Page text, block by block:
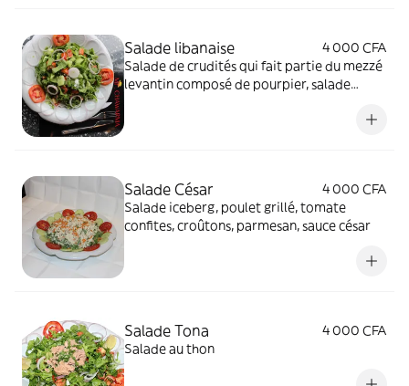
Salade libanaise
4 000 CFA
Salade de crudités qui fait partie du mezzé
levantin composé de pourpier, salade
Salade César
4 000 CFA
Salade iceberg, poulet grillé, tomate
confites, croûtons, parmesan, sauce césar
Salade Tona
4 000 CFA
Salade au thon